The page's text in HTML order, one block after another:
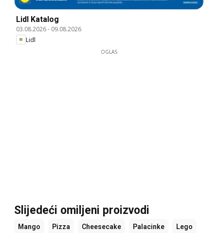
Lidl Katalog
03.08.2026- 09.08.2026
Lidl
OGLAS
Slijedeći omiljeni proizvodi
Mango Pizza Cheesecake Palacinke Lego